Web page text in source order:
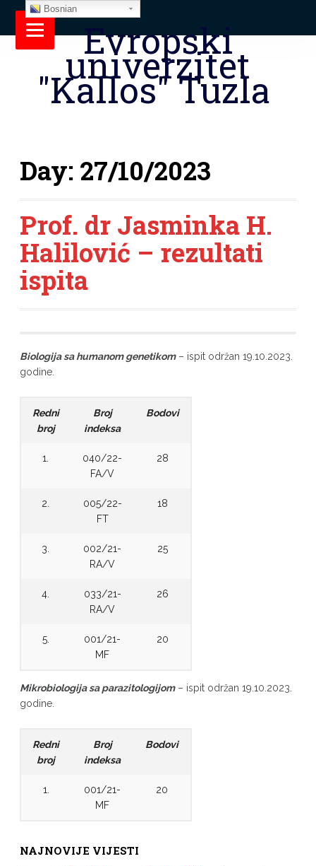
Evropski
univerzitet
"Kallos" Tuzla
Day: 27/10/2023
Prof. dr Jasminka H.
Halilović – rezultati
ispita
Biologija sa humanom genetikom– ispit održan 19.10.2023.
godine.
Redni
broj
Broj
indeksa
Bodovi
1.
040/22-
FA/V
28
2.
005/22-
FT
18
3.
002/21-
RA/V
25
4.
033/21-
RA/V
26
5.
001/21-
MF
20
Mikrobiologija sa parazitologijom– ispit održan 19.10.2023.
godine.
Redni
broj
Broj
indeksa
Bodovi
1.
001/21-
MF
20
NAJNOVIJE VIJESTI
Bosnian